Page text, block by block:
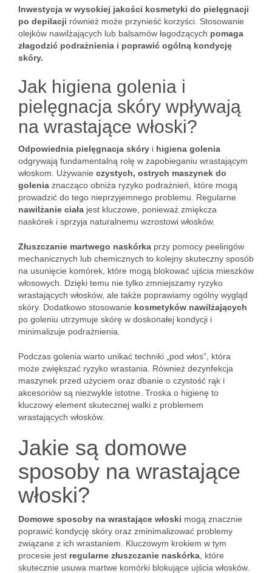
Inwestycja w wysokiej jakości kosmetyki do pielęgnacji
po depilacji również może przynieść korzyści. Stosowanie
olejków nawilżających lub balsamów łagodzących pomaga
złagodzić podrażnienia i poprawić ogólną kondycję
skóry.
Jak higiena golenia i
pielęgnacja skóry wpływają
na wrastające włoski?
Odpowiednia pielęgnacja skóry i higiena golenia
odgrywają fundamentalną rolę w zapobieganiu wrastającym
włoskom. Używanie czystych, ostrych maszynek do
golenia znacząco obniża ryzyko podrażnień, które mogą
prowadzić do tego nieprzyjemnego problemu. Regularne
nawilżanie ciała jest kluczowe, ponieważ zmiękcza
naskórek i sprzyja naturalnemu wzrostowi włosków.
Złuszczanie martwego naskórka przy pomocy peelingów
mechanicznych lub chemicznych to kolejny skuteczny sposób
na usunięcie komórek, które mogą blokować ujścia mieszków
włosowych. Dzięki temu nie tylko zmniejszamy ryzyko
wrastających włosków, ale także poprawiamy ogólny wygląd
skóry. Dodatkowo stosowanie kosmetyków nawilżających
po goleniu utrzymuje skórę w doskonałej kondycji i
minimalizuje podrażnienia.
Podczas golenia warto unikać techniki „pod włos”, która
może zwiększać ryzyko wrastania. Również dezynfekcja
maszynek przed użyciem oraz dbanie o czystość rąk i
akcesoriów są niezwykle istotne. Troska o higienę to
kluczowy element skutecznej walki z problemem
wrastających włosków.
Jakie są domowe
sposoby na wrastające
włoski?
Domowe sposoby na wrastające włoski mogą znacznie
poprawić kondycję skóry oraz zminimalizować problemy
związane z ich wrastaniem. Kluczowym krokiem w tym
procesie jest regularne złuszczanie naskórka , które
skutecznie usuwa martwe komórki blokujące ujścia włosków.